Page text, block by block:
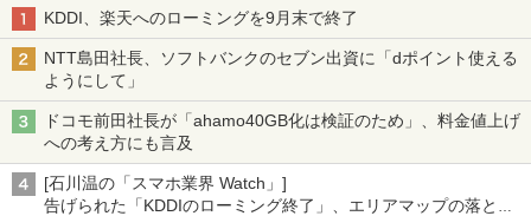
KDDI、楽天へのローミングを9月末で終了
NTT島田社長、ソフトバンクのセブン出資に「dポイント使える
ようにして」
ドコモ前田社長が「ahamo40GB化は検証のため」、料金値上げ
への考え方にも言及
[石川温の「スマホ業界 Watch」]
告げられた「KDDIのローミング終了」、エリアマップの落とし